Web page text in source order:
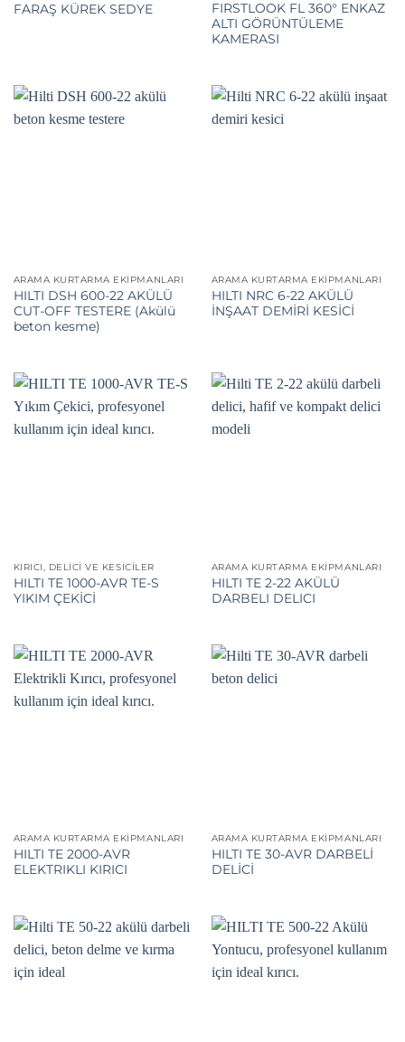
FARAŞ KÜREK SEDYE
FIRSTLOOK FL 360° ENKAZ
ALTI GÖRÜNTÜLEME
KAMERASI
ARAMA KURTARMA EKIPMANLARI
HILTI DSH 600-22 AKÜLÜ
CUT-OFF TESTERE (Akülü
beton kesme)
ARAMA KURTARMA EKIPMANLARI
HILTI NRC 6-22 AKÜLÜ
İNŞAAT DEMİRİ KESİCİ
KIRICI, DELICI VE KESICILER
HILTI TE 1000-AVR TE-S
YIKIM ÇEKİCİ
ARAMA KURTARMA EKIPMANLARI
HILTI TE 2-22 AKÜLÜ
DARBELI DELICI
ARAMA KURTARMA EKIPMANLARI
HILTI TE 2000-AVR
ELEKTRIKLI KIRICI
ARAMA KURTARMA EKIPMANLARI
HILTI TE 30-AVR DARBELİ
DELİCİ